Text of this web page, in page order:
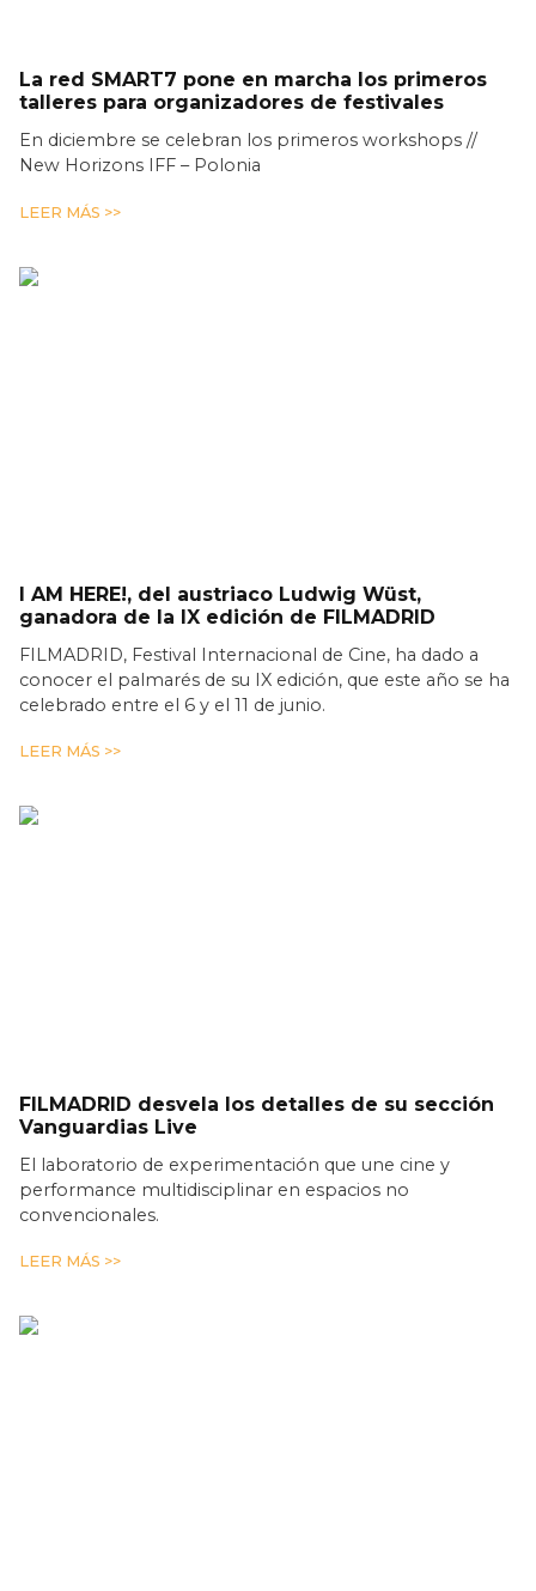
La red SMART7 pone en marcha los primeros
talleres para organizadores de festivales
En diciembre se celebran los primeros workshops //
New Horizons IFF – Polonia
LEER MÁS >>
I AM HERE!, del austriaco Ludwig Wüst,
ganadora de la IX edición de FILMADRID
FILMADRID, Festival Internacional de Cine, ha dado a
conocer el palmarés de su IX edición, que este año se ha
celebrado entre el 6 y el 11 de junio.
LEER MÁS >>
FILMADRID desvela los detalles de su sección
Vanguardias Live
El laboratorio de experimentación que une cine y
performance multidisciplinar en espacios no
convencionales.
LEER MÁS >>